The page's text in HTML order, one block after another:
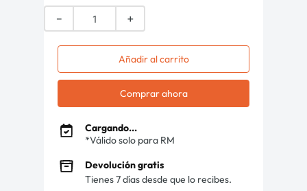
＋
－
Añadir al carrito
Comprar ahora
Cargando...
*Válido solo para RM
Devolución gratis
Tienes 7 días desde que lo recibes.